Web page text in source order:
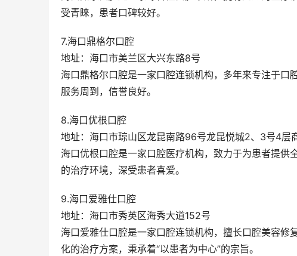
受青睐，患者口碑较好。
7.海口鼎格尔口腔
地址：海口市美兰区大兴东路8号
海口鼎格尔口腔是一家口腔连锁机构，多年来专注于
服务周到，信誉良好。
8.海口优根口腔
地址：海口市琼山区龙昆南路96号龙昆悦城2、3号4层
海口优根口腔是一家口腔医疗机构，致力于为患者提
的治疗环境，深受患者喜爱。
9.海口爱雅仕口腔
地址：海口市秀英区海秀大道152号
海口爱雅仕口腔是一家口腔连锁机构，擅长口腔美容
化的治疗方案，秉承着“以患者为中心”的宗旨。